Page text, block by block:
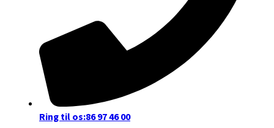
Ring til os:86 97 46 00